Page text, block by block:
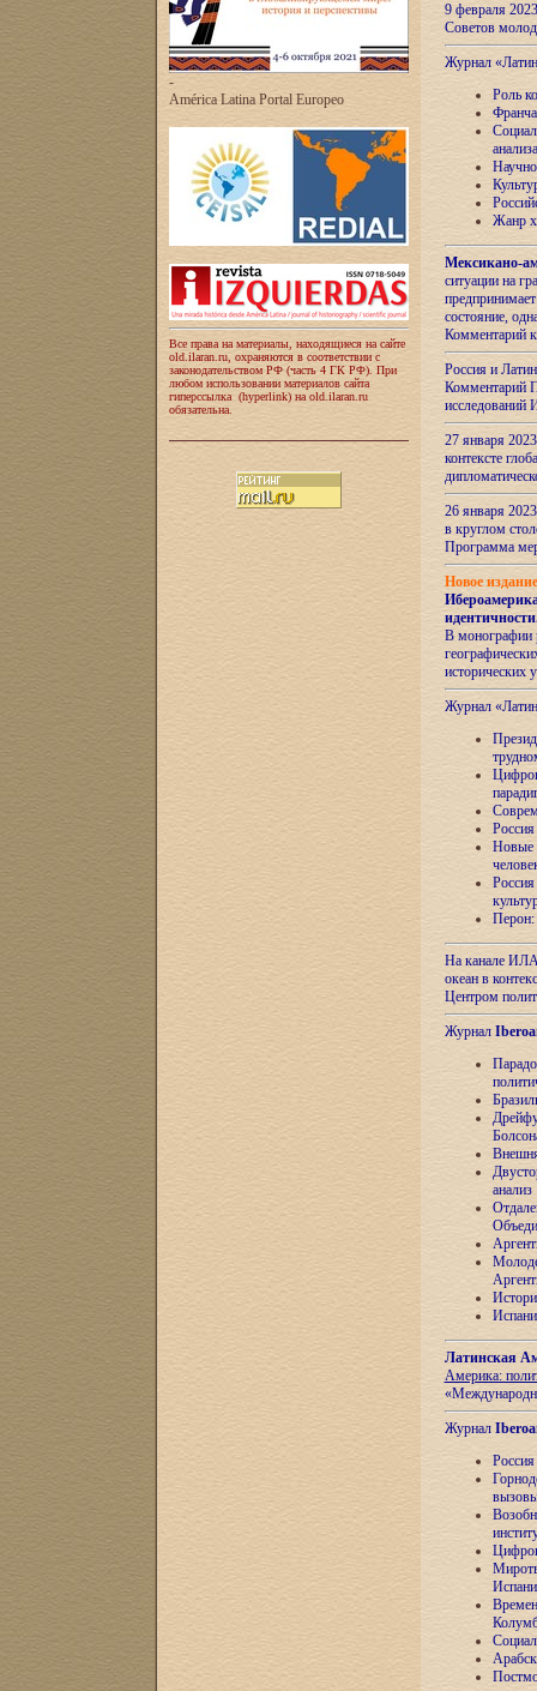
-
América Latina Portal Europeo
Все права на материалы, находящиеся на сайте
old.ilaran.ru, охраняются в соответствии с
законодательством РФ (часть 4 ГК РФ). При
любом использовании материалов сайта
гиперссылка (hyperlink) на old.ilaran.ru
обязательна.
9 февраля
Советов
Журнал
Роль
анализа
Жанр
Мексикано-
ситуации на
состояние,
Комментарий
Россия и
Комментарий
27 января
контексте
26 января
в круглом
Программа
Новое
идентичности
В монографии
исторических
Журнал
Новые
Перон:
На канале
океан в
Центром
Журнал
анализ
Латинская
Америка:
Журнал